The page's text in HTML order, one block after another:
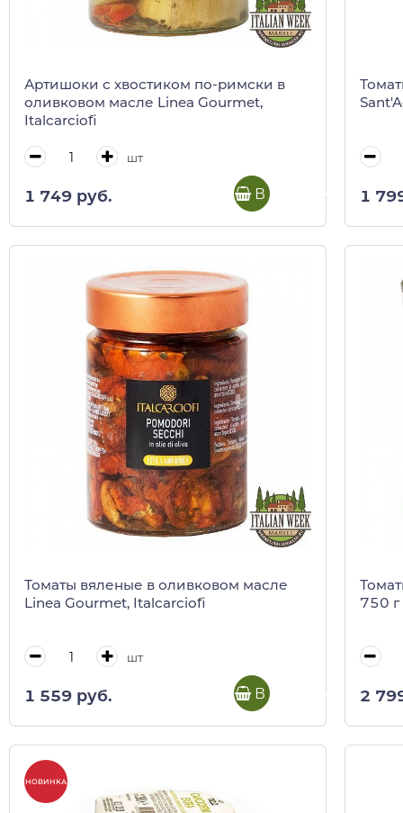
Артишоки с хвостиком по-римски в
оливковом масле Linea Gourmet,
Italcarciofi
шт
1 749 руб. В корзину 1
Томаты вяленые в оливковом масле
Linea Gourmet, Italcarciofi
шт
1 559 руб. В корзину
750 г
2
НОВИНКА